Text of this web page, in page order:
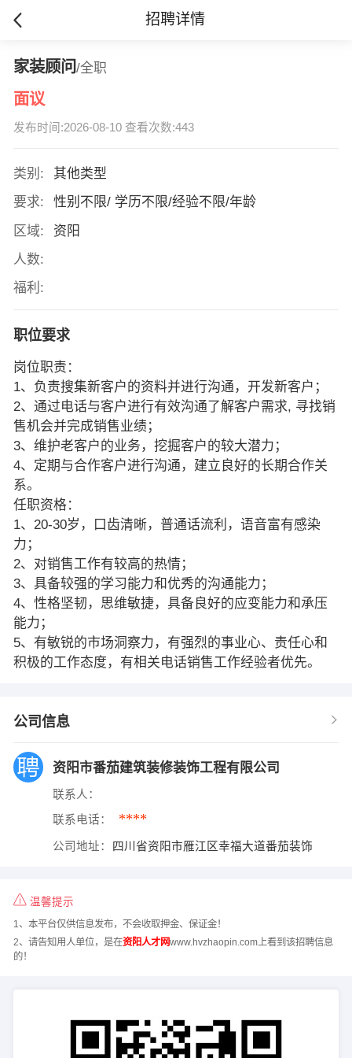
招聘详情
家装顾问/全职
面议
发布时间:2026-08-10 查看次数:443
类别:
其他类型
要求:
性别不限/ 学历不限/经验不限/年龄
区域:
资阳
人数:
福利:
职位要求
岗位职责：
1、负责搜集新客户的资料并进行沟通，开发新客户；
2、通过电话与客户进行有效沟通了解客户需求, 寻找销
售机会并完成销售业绩；
3、维护老客户的业务，挖掘客户的较大潜力；
4、定期与合作客户进行沟通，建立良好的长期合作关
系。
任职资格：
1、20-30岁，口齿清晰，普通话流利，语音富有感染
力；
2、对销售工作有较高的热情；
3、具备较强的学习能力和优秀的沟通能力；
4、性格坚韧，思维敏捷，具备良好的应变能力和承压
能力；
5、有敏锐的市场洞察力，有强烈的事业心、责任心和
积极的工作态度，有相关电话销售工作经验者优先。
公司信息
资阳市番茄建筑装修装饰工程有限公司
联系人：
联系电话： ****
公司地址： 四川省资阳市雁江区幸福大道番茄装饰
温馨提示
1、本平台仅供信息发布，不会收取押金、保证金！
2、请告知用人单位，是在资阳人才网www.hvzhaopin.com上看到该招聘信息
的！